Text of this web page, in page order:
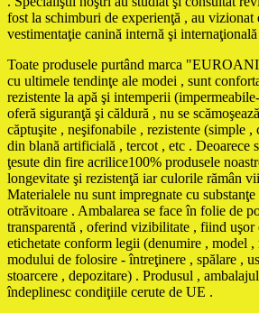
fost la schimburi de experienţă , au vizionat
vestimentaţie canină internă şi internaţională
Toate produsele purtând marca
cu ultimele tendinţe ale modei , sunt
rezistente la apă şi intemperii
oferă siguranţă şi căldură , nu se
căptuşite , neşifonabile , rezistente (simple ,
din blană artificială , tercot , etc . Deoarece
ţesute din fire acrilice100% produsele
longevitate şi rezistenţă iar culorile rămân
Materialele nu sunt impregnate cu
otrăvitoare . Ambalarea se face în folie de
transparentă , oferind vizibilitate , fiind uşor
etichetate conform legii (denumire , model ,
modului de folosire - întreţinere , spălare ,
stoarcere , depozitare) . Produsul ,
îndeplinesc condiţiile cerute de UE .